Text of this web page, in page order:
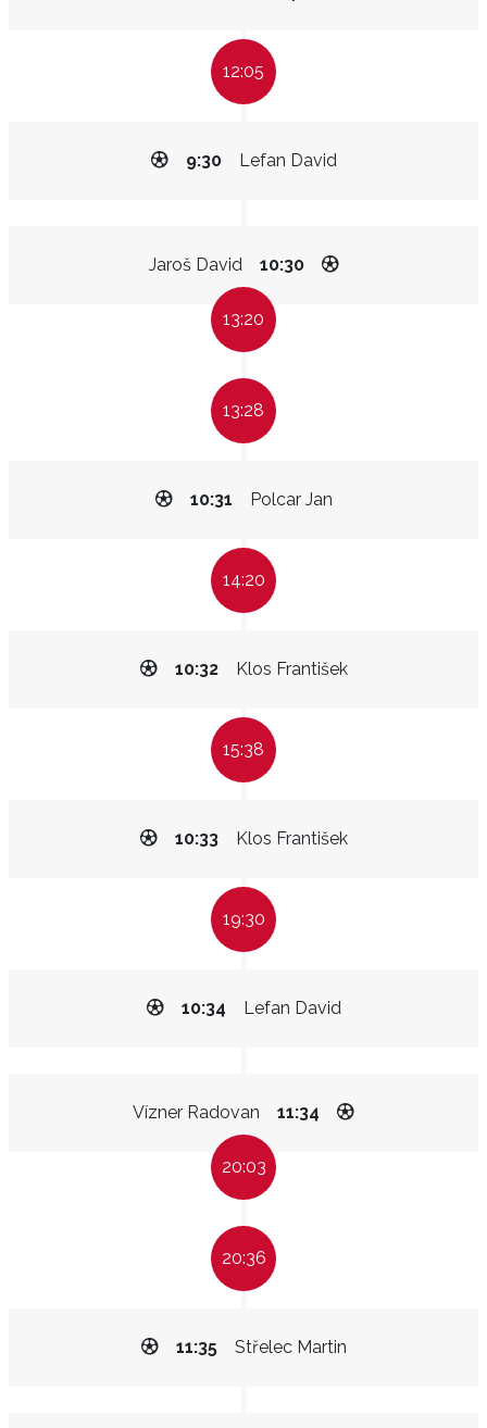
12:05
Lefan David
9:30
Jaroš David 10:30
13:20
13:28
Polcar Jan
10:31
14:20
Klos František
10:32
15:38
Klos František
10:33
19:30
Lefan David
10:34
Vízner Radovan 11:34
20:03
20:36
Střelec Martin
11:35